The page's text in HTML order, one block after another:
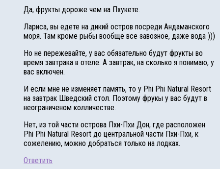
Да, фрукты дороже чем на Пхукете.
Лариса, вы едете на дикий остров посреди Андаманского
моря. Там кроме рыбы вообще все завозное, даже вода )))
Но не пережевайте, у вас обязательно будут фрукты во
время завтрака в отеле. А завтрак, на сколько я понимаю, у
вас включен.
И если мне не изменяет память, то у Phi Phi Natural Resort
на завтрак Шведский стол. Поэтому фрукы у вас будут в
неограниченом колличестве.
Нет, из той части острова Пхи-Пхи Дон, где расположен
Phi Phi Natural Resort до центральной части Пхи-Пхи, к
сожелению, можно добраться только на лодках.
Ответить